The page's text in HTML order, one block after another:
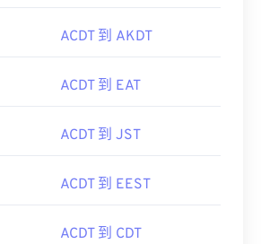
ACDT 到 AKDT
ACDT 到 EAT
ACDT 到 JST
ACDT 到 EEST
ACDT 到 CDT